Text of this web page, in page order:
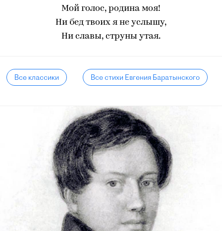
Мой голос, родина моя!
Ни бед твоих я не услышу,
Ни славы, струны утая.
Все классики Все стихи Евгения Баратынского